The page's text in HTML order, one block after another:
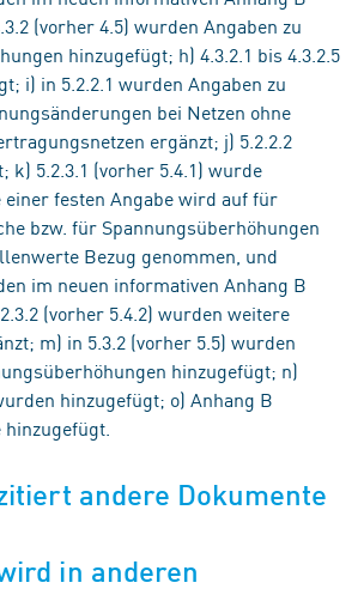
(vorher 4.5) wurden Angaben zu
hinzugefügt; h) 4.3.2.1 bis 4.3.2.5
i) in 5.2.2.1 wurden Angaben zu
bei Netzen ohne
ergänzt; j) 5.2.2.2
k) 5.2.3.1 (vorher 5.4.1) wurde
festen Angabe wird auf für
bzw. für Spannungsüberhöhungen
Bezug genommen, und
im neuen informativen Anhang B
(vorher 5.4.2) wurden weitere
m) in 5.3.2 (vorher 5.5) wurden
hinzugefügt; n)
hinzugefügt; o) Anhang B
andere Dokumente
in anderen